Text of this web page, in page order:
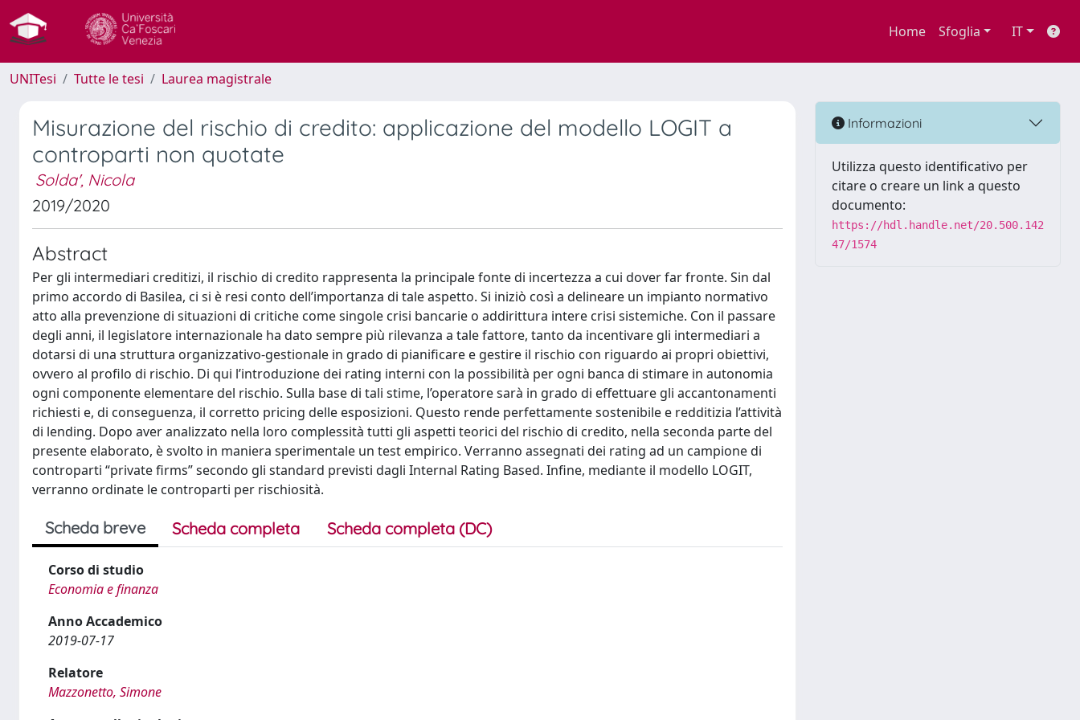
Home Sfoglia IT
UNITesi Tutte le tesi Laurea magistrale
Misurazione del rischio di credito: applicazione del modello LOGIT a
controparti non quotate
Solda', Nicola
2019/2020
Abstract
Per gli intermediari creditizi, il rischio di credito rappresenta la principale fonte di incertezza a cui dover far fronte. Sin dal
primo accordo di Basilea, ci si è resi conto dell’importanza di tale aspetto. Si iniziò così a delineare un impianto normativo
atto alla prevenzione di situazioni di critiche come singole crisi bancarie o addirittura intere crisi sistemiche. Con il passare
degli anni, il legislatore internazionale ha dato sempre più rilevanza a tale fattore, tanto da incentivare gli intermediari a
dotarsi di una struttura organizzativo-gestionale in grado di pianificare e gestire il rischio con riguardo ai propri obiettivi,
ovvero al profilo di rischio. Di qui l’introduzione dei rating interni con la possibilità per ogni banca di stimare in autonomia
ogni componente elementare del rischio. Sulla base di tali stime, l’operatore sarà in grado di effettuare gli accantonamenti
richiesti e, di conseguenza, il corretto pricing delle esposizioni. Questo rende perfettamente sostenibile e redditizia l’attività
di lending. Dopo aver analizzato nella loro complessità tutti gli aspetti teorici del rischio di credito, nella seconda parte del
presente elaborato, è svolto in maniera sperimentale un test empirico. Verranno assegnati dei rating ad un campione di
controparti “private firms” secondo gli standard previsti dagli Internal Rating Based. Infine, mediante il modello LOGIT,
verranno ordinate le controparti per rischiosità.
Scheda breve Scheda completa Scheda completa (DC)
Corso di studio
Economia e finanza
Anno Accademico
2019-07-17
Relatore
Mazzonetto, Simone
Informazioni
Utilizza questo identificativo per
citare o creare un link a questo
documento:
https://hdl.handle.net/20.500.142
47/1574